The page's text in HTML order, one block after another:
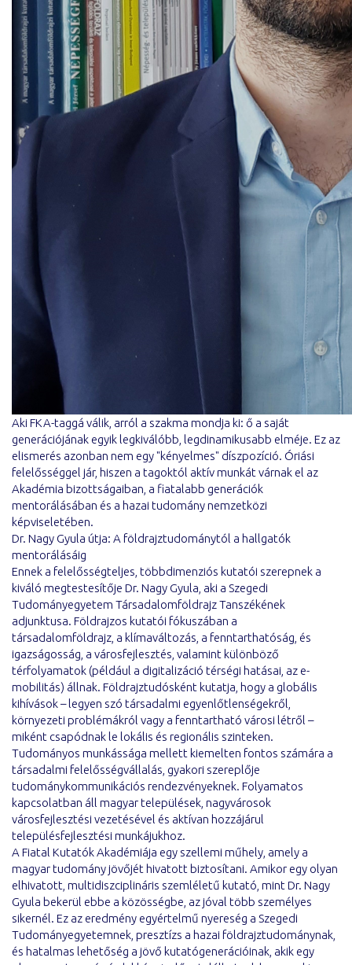
Aki FKA-taggá válik, arról a szakma mondja ki: ő a saját
generációjának egyik legkiválóbb, legdinamikusabb elméje. Ez az
elismerés azonban nem egy "kényelmes" díszpozíció. Óriási
felelősséggel jár, hiszen a tagoktól aktív munkát várnak el az
Akadémia bizottságaiban, a fiatalabb generációk
mentorálásában és a hazai tudomány nemzetközi
képviseletében.
Dr. Nagy Gyula útja: A földrajztudománytól a hallgatók
mentorálásáig
Ennek a felelősségteljes, többdimenziós kutatói szerepnek a
kiváló megtestesítője Dr. Nagy Gyula, aki a Szegedi
Tudományegyetem Társadalomföldrajz Tanszékének
adjunktusa. Földrajzos kutatói fókuszában a
társadalomföldrajz, a klímaváltozás, a fenntarthatóság, és
igazságosság, a városfejlesztés, valamint különböző
térfolyamatok (például a digitalizáció térségi hatásai, az e-
mobilitás) állnak. Földrajztudósként kutatja, hogy a globális
kihívások – legyen szó társadalmi egyenlőtlenségekről,
környezeti problémákról vagy a fenntartható városi létről –
miként csapódnak le lokális és regionális szinteken.
Tudományos munkássága mellett kiemelten fontos számára a
társadalmi felelősségvállalás, gyakori szereplője
tudománykommunikációs rendezvényeknek. Folyamatos
kapcsolatban áll magyar települések, nagyvárosok
városfejlesztési vezetésével és aktívan hozzájárul
településfejlesztési munkájukhoz.
A Fiatal Kutatók Akadémiája egy szellemi műhely, amely a
magyar tudomány jövőjét hivatott biztosítani. Amikor egy olyan
elhivatott, multidiszciplináris szemléletű kutató, mint Dr. Nagy
Gyula bekerül ebbe a közösségbe, az jóval több személyes
sikernél. Ez az eredmény egyértelmű nyereség a Szegedi
Tudományegyetemnek, presztízs a hazai földrajztudománynak,
és hatalmas lehetőség a jövő kutatógenerációinak, akik egy